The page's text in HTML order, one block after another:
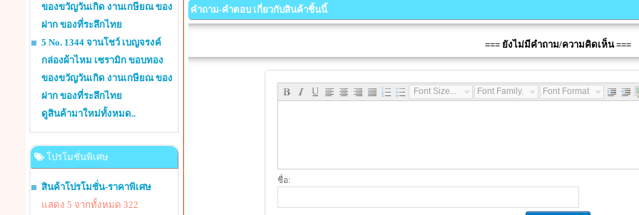
ของขวัญวันเกิด งานเกษียณ ของ
ฝาก ของที่ระลึกไทย
5 No. 1344 จานโชว์ เบญจรงค์
กล่องผ้าไหม เซรามิก ขอบทอง
ของขวัญวันเกิด งานเกษียณ ของ
ฝาก ของที่ระลึกไทย
ดูสินค้ามาใหม่ทั้งหมด..
โปรโมชั่นพิเศษ
สินค้าโปรโมชั่น-ราคาพิเศษ
แสดง 5 จากทั้งหมด 322
คำถาม-คำตอบ เกี่ยวกับสินค้าชิ้นนี้
=== ยังไม่มีคำถาม/ความคิดเห็น ===
Font Size... Font Family... Font Format...
ชื่อ: